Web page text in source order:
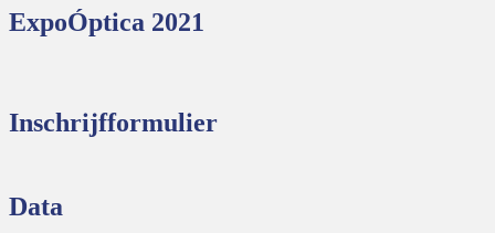
ExpoÓptica 2021
Inschrijfformulier
Data